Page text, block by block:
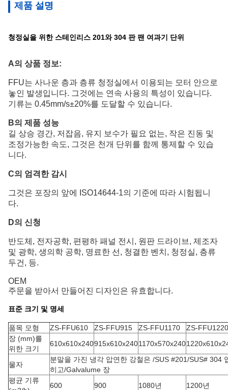
제품 설명
청정실을 위한 스테인리스 201와 304 판 팬 여과기 단위
A의 상품 정보:
FFU는 사나운 층과 층류 청정실에서 이용되는 모터 안으로
놓인 발생입니다. 그것에는 연속 사용의 특성이 있습니다.
기류는 0.45mm/s±20%를 도달할 수 있습니다.
B의 제품 성능
길 상승 경간, 저잡음, 유지 보수가 필요 없는, 작은 진동 및
조정가능한 속도, 그것은 천개 단위를 함께 통제할 수 있습
니다.
C의 엄격한 감시
그것은 포장의 앞에 ISO14644-1의 기준에 따라 시험됩니
다.
D의 신청
반도체, 전자공학, 편평하 패널 전시, 원판 드라이브, 제조자
및 광학, 생의학 공학, 명료한 선, 청결한 벤치, 청정실, 층류
두건, 등.
OEM
주문을 받아서 만들어진 디자인은 유효합니다.
표준 크기 및 명세
품목 모형 ZS-FFU610 ZS-FFU915 ZS-FFU1170
ZS-FFU1220
장 (mm)를
위한 크기
610x610x240915x610x2401170x570x240
물자
분말을 가진 냉각 압연한 강철은 /SUS #201/SUS# 304
히고/Galvalume 장
평균 기류
600 900 1080년 1200년